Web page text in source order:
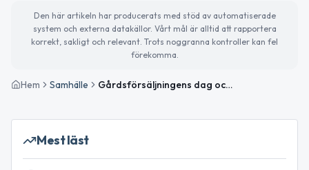
Den här artikeln har producerats med stöd av automatiserade
system och externa datakällor. Vårt mål är alltid att rapportera
korrekt, sakligt och relevant. Trots noggranna kontroller kan fel
förekomma.
Hem Samhälle Gårdsförsäljningens dag och solig start på juni
Mest läst